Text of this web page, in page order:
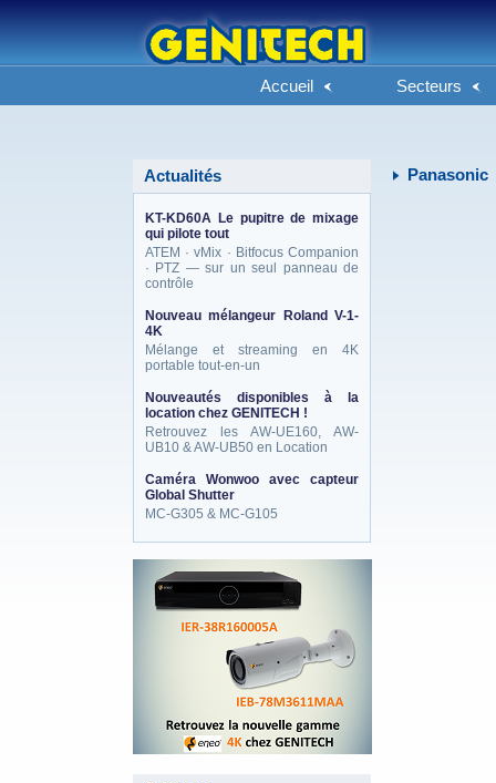
Accueil Secteurs
Actualités
KT-KD60A Le pupitre de mixage
qui pilote tout
ATEM · vMix · Bitfocus Companion
· PTZ — sur un seul panneau de
contrôle
Nouveau mélangeur Roland V-1-
4K
Mélange et streaming en 4K
portable tout-en-un
Nouveautés disponibles à la
location chez GENITECH !
Retrouvez les AW-UE160, AW-
UB10 & AW-UB50 en Location
Caméra Wonwoo avec capteur
Global Shutter
MC-G305 & MC-G105
Panasonic